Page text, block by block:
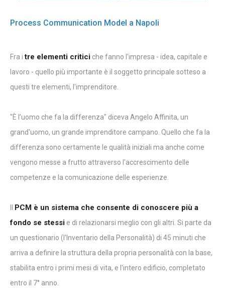
Process Communication Model a Napoli
Fra itre elementi critici che fanno l'impresa - idea, capitale e
lavoro - quello più importante è il soggetto principale sotteso a
questi tre elementi, l'imprenditore.
"È l’uomo che fa la differenza" diceva Angelo Affinita, un
grand'uomo, un grande imprenditore campano. Quello che fa la
differenza sono certamente le qualità iniziali ma anche come
vengono messe a frutto attraverso l'accrescimento delle
competenze e la comunicazione delle esperienze.
Il PCM è un sistema che consente di conoscere più a
fondo se stessi e di relazionarsi meglio con gli altri. Si parte da
un questionario (l'Inventario della Personalità) di 45 minuti che
arriva a definire la struttura della propria personalità con la base,
stabilita entro i primi mesi di vita, e l'intero edificio, completato
entro il 7° anno.